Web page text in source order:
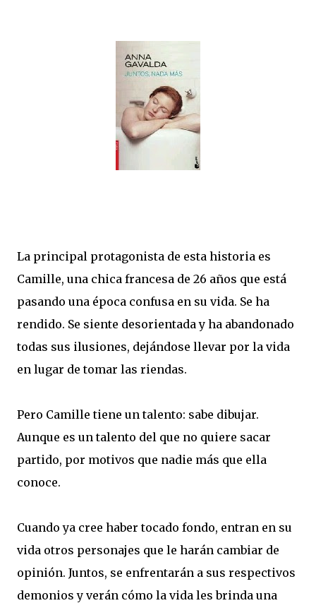
La principal protagonista de esta historia es
Camille, una chica francesa de 26 años que está
pasando una época confusa en su vida. Se ha
rendido. Se siente desorientada y ha abandonado
todas sus ilusiones, dejándose llevar por la vida
en lugar de tomar las riendas.
Pero Camille tiene un talento: sabe dibujar.
Aunque es un talento del que no quiere sacar
partido, por motivos que nadie más que ella
conoce.
Cuando ya cree haber tocado fondo, entran en su
vida otros personajes que le harán cambiar de
opinión. Juntos, se enfrentarán a sus respectivos
demonios y verán cómo la vida les brinda una